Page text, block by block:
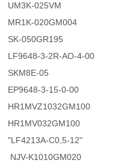
UM3K-025VM
MR1K-020GM004
SK-050GR195
LF9648-3-2R-AO-4-00
SKM8E-05
EP9648-3-15-0-00
HR1MVZ1032GM100
HR1MV032GM100
"LF4213A-C0,5-12"
NJV-K1010GM020